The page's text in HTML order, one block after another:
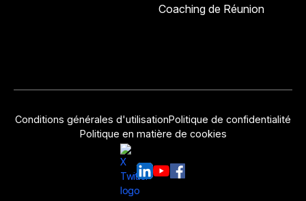
Coaching de Réunion
Conditions générales d'utilisationPolitique de confidentialité
Politique en matière de cookies